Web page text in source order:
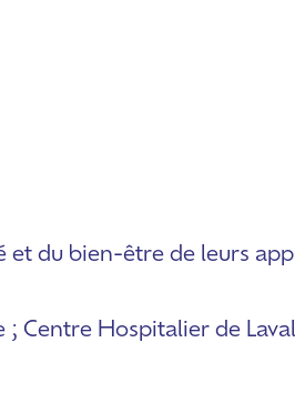
et du bien-être de leurs
; Centre Hospitalier de